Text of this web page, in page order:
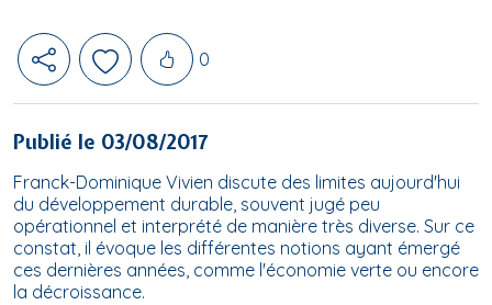
Likes
0
Publié le 03/08/2017
Franck-Dominique Vivien discute des limites aujourd'hui
du développement durable, souvent jugé peu
opérationnel et interprété de manière très diverse. Sur ce
constat, il évoque les différentes notions ayant émergé
ces dernières années, comme l'économie verte ou encore
la décroissance.